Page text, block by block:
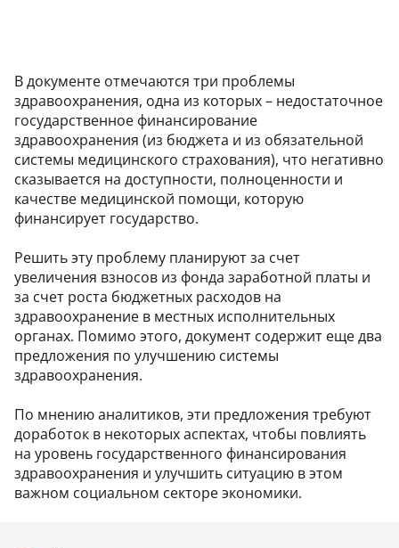
В документе отмечаются три проблемы
здравоохранения, одна из которых – недостаточное
государственное финансирование
здравоохранения (из бюджета и из обязательной
системы медицинского страхования), что негативно
сказывается на доступности, полноценности и
качестве медицинской помощи, которую
финансирует государство.
Решить эту проблему планируют за счет
увеличения взносов из фонда заработной платы и
за счет роста бюджетных расходов на
здравоохранение в местных исполнительных
органах. Помимо этого, документ содержит еще два
предложения по улучшению системы
здравоохранения.
По мнению аналитиков, эти предложения требуют
доработок в некоторых аспектах, чтобы повлиять
на уровень государственного финансирования
здравоохранения и улучшить ситуацию в этом
важном социальном секторе экономики.